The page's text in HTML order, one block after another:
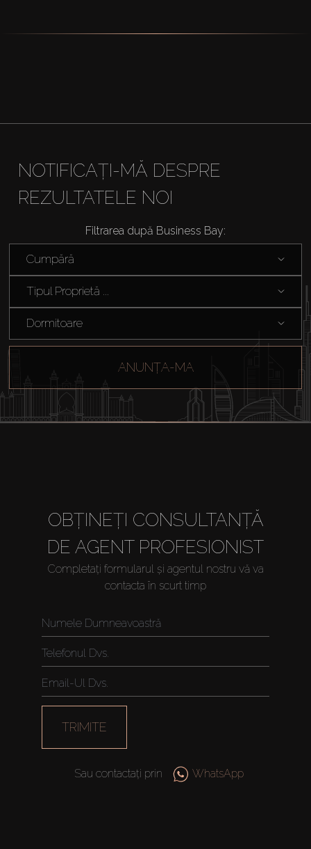
Agenți
About Us
NOTIFICAȚI-MĂ DESPRE
REZULTATELE NOI
Filtrarea după Business Bay:
Cumpără
Tipul Proprietă ...
Dormitoare
ANUNȚA-MA
OBȚINEȚI CONSULTANȚĂ
DE AGENT PROFESIONIST
Completați formularul și agentul nostru vă va
contacta în scurt timp
TRIMITE
Sau contactați prin WhatsApp